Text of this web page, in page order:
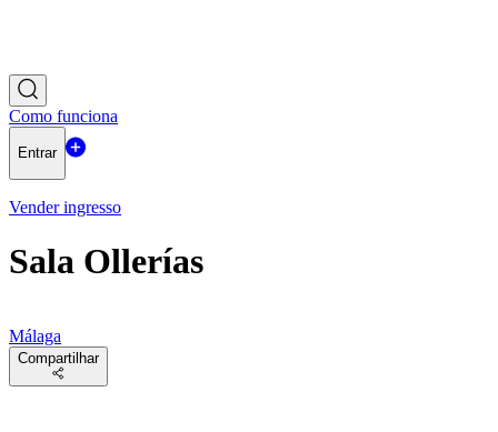
Como funciona
Entrar
Vender ingresso
Sala Ollerías
Málaga
Compartilhar